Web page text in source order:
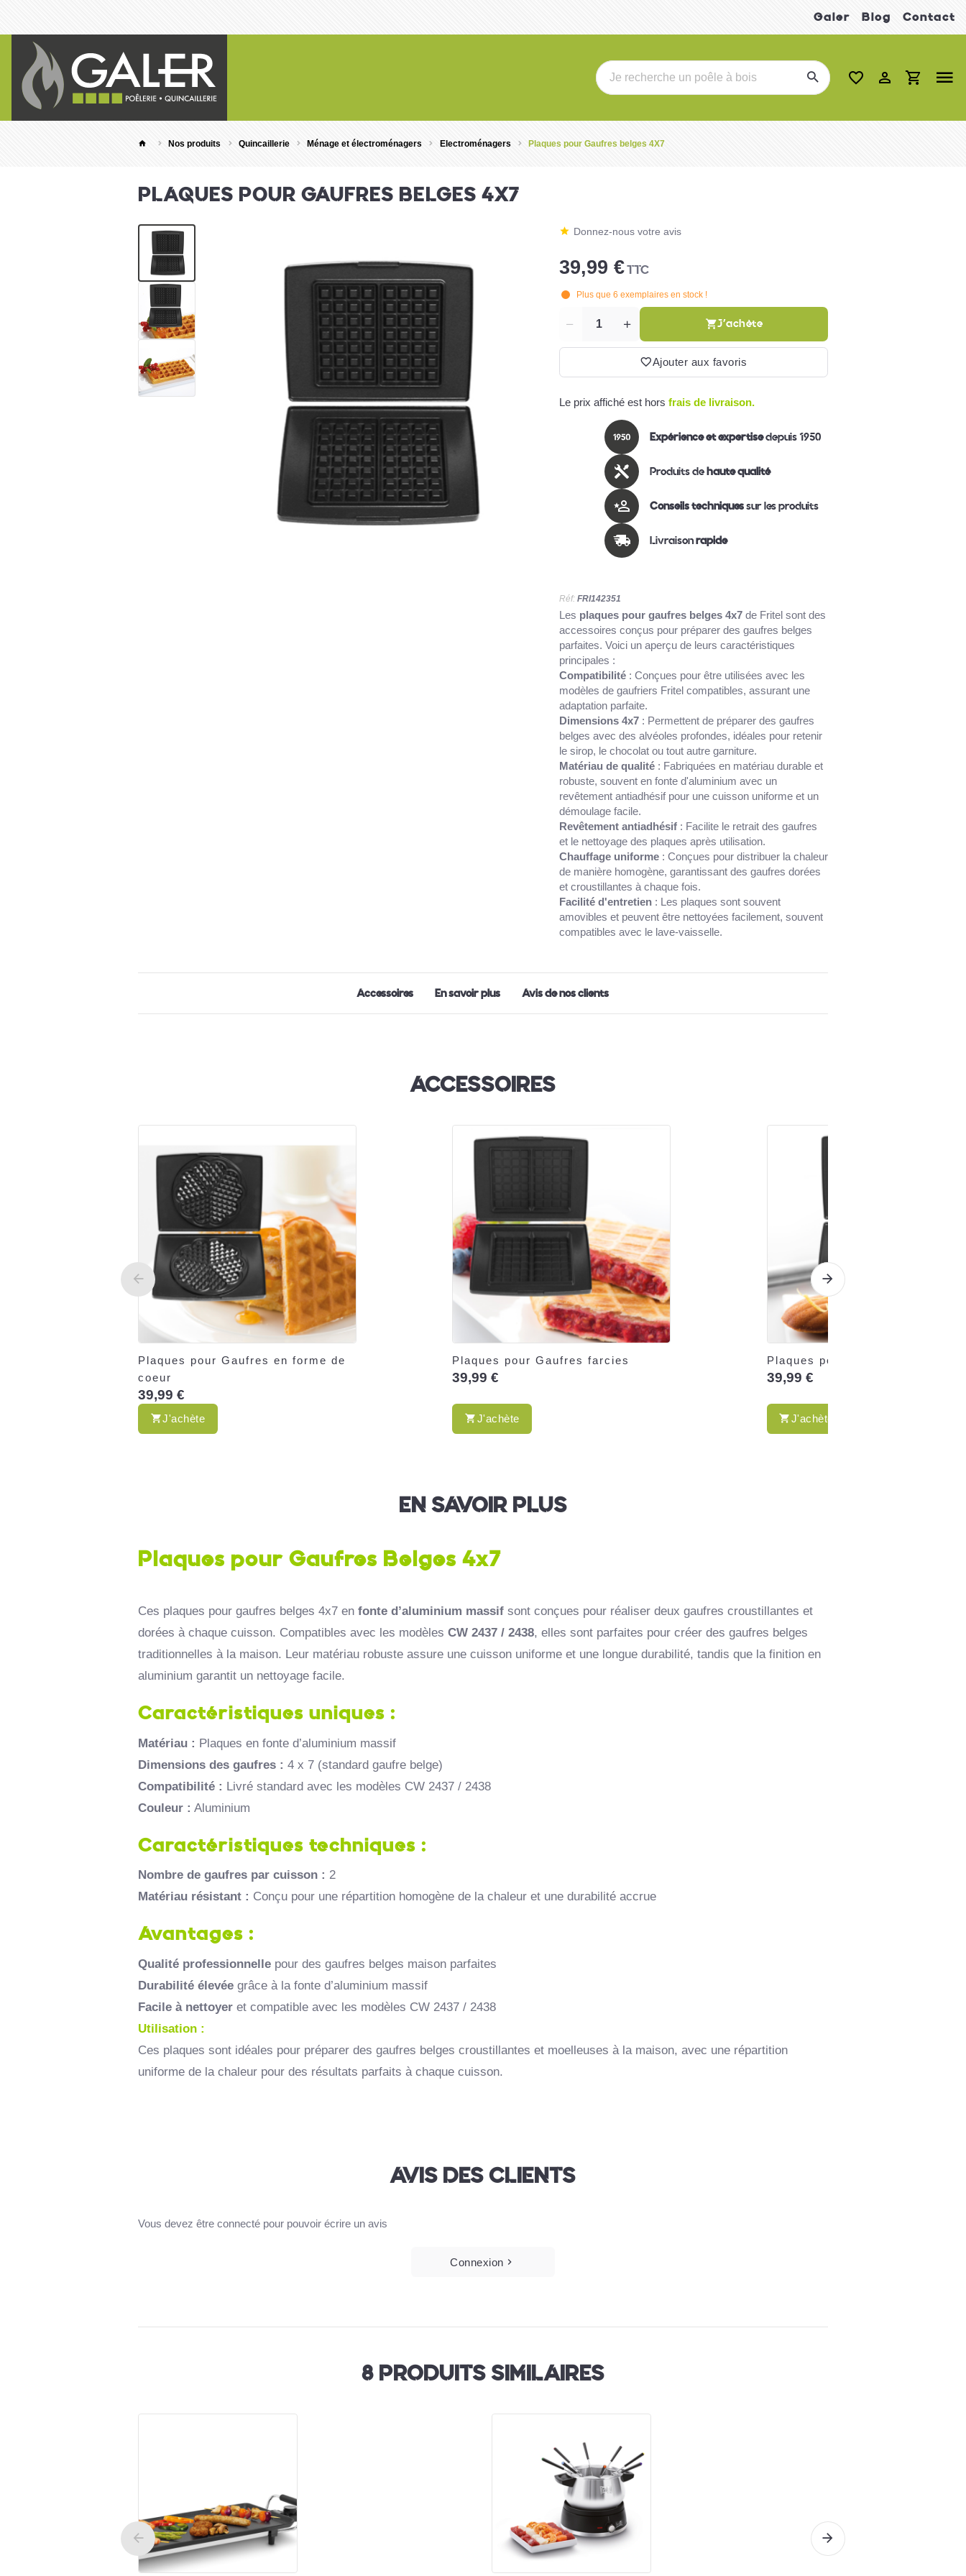
Galer Blog Contact
Nos produits Quincaillerie Ménage et électroménagers Electroménagers Plaques pour Gaufres belges 4X7
PLAQUES POUR GAUFRES BELGES 4X7
Donnez-nous votre avis
39,99 €TTC
Plus que 6 exemplaires en stock !
Quantité J'achète
Ajouter aux favoris
Le prix affiché est hors frais de livraison.
Expérience et expertisedepuis 1950
Produits dehaute qualité
Conseils techniquessur les produits
Livraisonrapide
Réf: FRI142351
Les plaques pour gaufres belges 4x7de Fritel sont des
accessoires conçus pour préparer des gaufres belges
parfaites. Voici un aperçu de leurs caractéristiques
principales :
Compatibilité: Conçues pour être utilisées avec les
modèles de gaufriers Fritel compatibles, assurant une
adaptation parfaite.
Dimensions 4x7: Permettent de préparer des gaufres
belges avec des alvéoles profondes, idéales pour retenir
le sirop, le chocolat ou tout autre garniture.
Matériau de qualité: Fabriquées en matériau durable et
robuste, souvent en fonte d'aluminium avec un
revêtement antiadhésif pour une cuisson uniforme et un
démoulage facile.
Revêtement antiadhésif: Facilite le retrait des gaufres
et le nettoyage des plaques après utilisation.
Chauffage uniforme: Conçues pour distribuer la chaleur
de manière homogène, garantissant des gaufres dorées
et croustillantes à chaque fois.
Facilité d'entretien: Les plaques sont souvent
amovibles et peuvent être nettoyées facilement, souvent
compatibles avec le lave-vaisselle.
Accessoires En savoir plus Avis de nos clients
ACCESSOIRES
Plaques pour Gaufres en forme de
coeur
39,99 €
J'achète
Plaques pour Gaufres farcies
39,99 €
J'achète
Plaques pour Madeleines
39,99 €
J'achète
Plaques pour Gaufrettes
J'achète
EN SAVOIR PLUS
Plaques pour Gaufres Belges 4x7
Ces plaques pour gaufres belges 4x7 en fonte d’aluminium massif sont conçues pour réaliser deux gaufres croustillantes et
dorées à chaque cuisson. Compatibles avec les modèles CW 2437 / 2438, elles sont parfaites pour créer des gaufres belges
traditionnelles à la maison. Leur matériau robuste assure une cuisson uniforme et une longue durabilité, tandis que la finition en
aluminium garantit un nettoyage facile.
Caractéristiques uniques :
Matériau : Plaques en fonte d’aluminium massif
Dimensions des gaufres : 4 x 7 (standard gaufre belge)
Compatibilité : Livré standard avec les modèles CW 2437 / 2438
Couleur : Aluminium
Caractéristiques techniques :
Nombre de gaufres par cuisson : 2
Matériau résistant : Conçu pour une répartition homogène de la chaleur et une durabilité accrue
Avantages :
Qualité professionnelle pour des gaufres belges maison parfaites
Durabilité élevée grâce à la fonte d’aluminium massif
Facile à nettoyer et compatible avec les modèles CW 2437 / 2438
Utilisation :
Ces plaques sont idéales pour préparer des gaufres belges croustillantes et moelleuses à la maison, avec une répartition
uniforme de la chaleur pour des résultats parfaits à chaque cuisson.
AVIS DES CLIENTS
Vous devez être connecté pour pouvoir écrire un avis
Connexion
8 PRODUITS SIMILAIRES